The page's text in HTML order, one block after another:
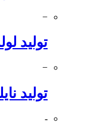
−
تولید
−
تولید
-